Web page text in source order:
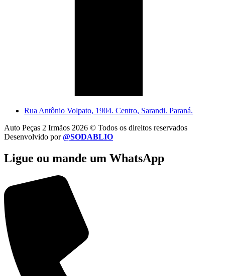
Rua Antônio Volpato, 1904. Centro, Sarandi. Paraná.
Auto Peças 2 Irmãos 2026 © Todos os direitos reservados
Desenvolvido por@SODABLIO
Ligue ou mande um WhatsApp